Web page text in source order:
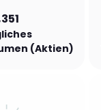
(Aktien)